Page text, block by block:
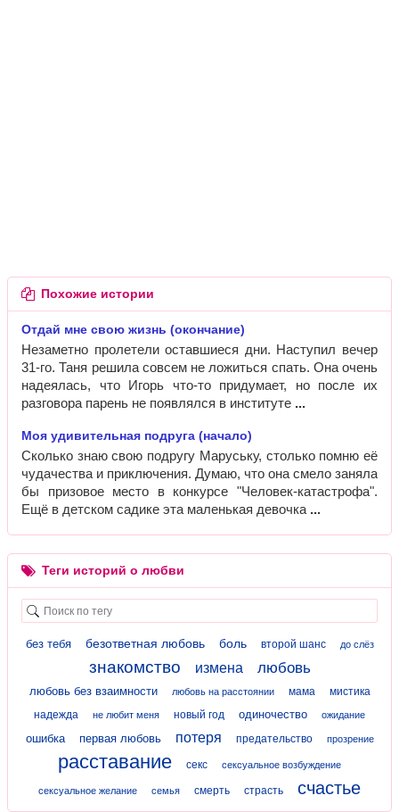
Похожие истории
Отдай мне свою жизнь (окончание)
Незаметно пролетели оставшиеся дни. Наступил вечер
31-го. Таня решила совсем не ложиться спать. Она очень
надеялась, что Игорь что-то придумает, но после их
разговора парень не появлялся в институте
Моя удивительная подруга (начало)
Сколько знаю свою подругу Маруську, столько помню её
чудачества и приключения. Думаю, что она смело заняла
бы призовое место в конкурсе "Человек-катастрофа".
Ещё в детском садике эта маленькая девочка
Теги историй о любви
без тебя безответная любовь боль второй шанс до слёз
знакомство измена любовь
любовь без взаимности любовь на расстоянии мама
мистика
надежда
не любит меня новый год одиночество ожидание
ошибка первая любовь потеря предательство прозрение
расставание секс сексуальное возбуждение
сексуальное желание семья смерть страсть счастье